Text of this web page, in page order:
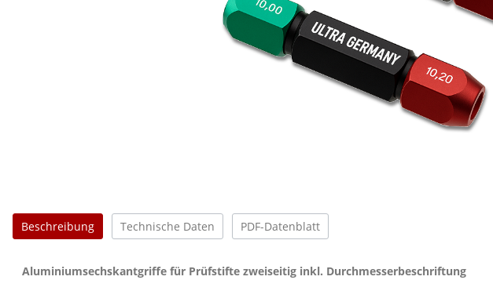
Beschreibung Technische Daten PDF-Datenblatt
Aluminiumsechskantgriffe für Prüfstifte zweiseitig inkl. Durchmesserbeschriftung